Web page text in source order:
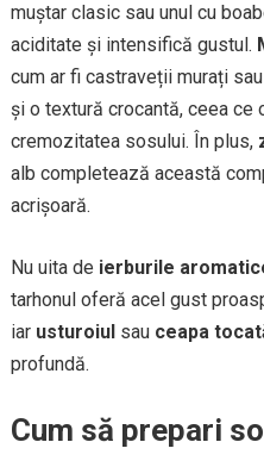
muștar clasic sau unul cu
aciditate și intensifică gustul.
cum ar fi castraveții murați
și o textură crocantă, ceea ce
cremozitatea sosului. În plus,
alb completează această
acrișoară.
Nu uita de ierburile
tarhonul oferă acel gust
iar usturoiulsau ceapa
profundă.
Cum să prepari